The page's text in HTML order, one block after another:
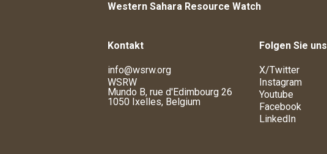
Western Sahara Resource Watch
Kontakt
info@wsrw.org
WSRW
Mundo B, rue d'Edimbourg 26
1050 Ixelles, Belgium
Folgen Sie uns
X/Twitter
Instagram
Youtube
Facebook
LinkedIn